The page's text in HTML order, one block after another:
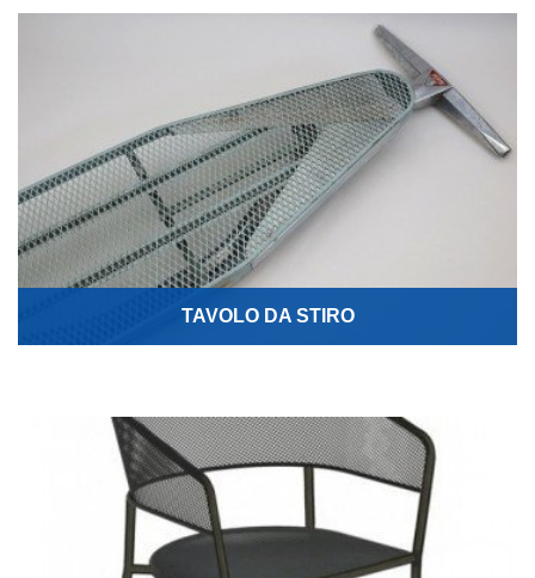
TAVOLO DA STIRO